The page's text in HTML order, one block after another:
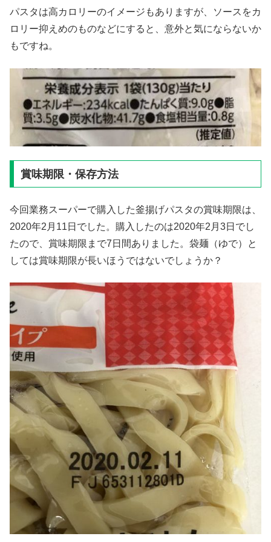
パスタは高カロリーのイメージもありますが、ソースをカ
ロリー抑えめのものなどにすると、意外と気にならないか
もですね。
賞味期限・保存方法
今回業務スーパーで購入した釜揚げパスタの賞味期限は、
2020年2月11日でした。購入したのは2020年2月3日でし
たので、賞味期限まで7日間ありました。袋麺（ゆで）と
しては賞味期限が長いほうではないでしょうか？